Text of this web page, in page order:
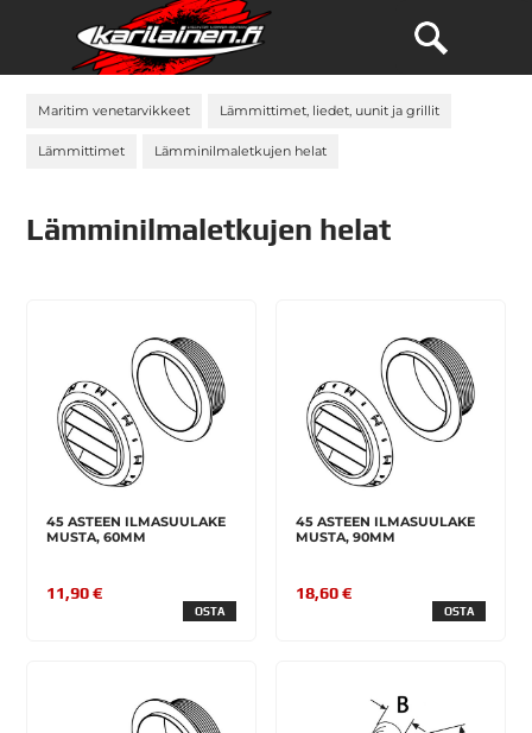
Maritim venetarvikkeet Lämmittimet, liedet, uunit ja grillit
Lämmittimet Lämminilmaletkujen helat
Lämminilmaletkujen helat
45 ASTEEN ILMASUULAKE
MUSTA, 60MM
11,90 €
OSTA
45 ASTEEN ILMASUULAKE
MUSTA, 90MM
18,60 €
OSTA